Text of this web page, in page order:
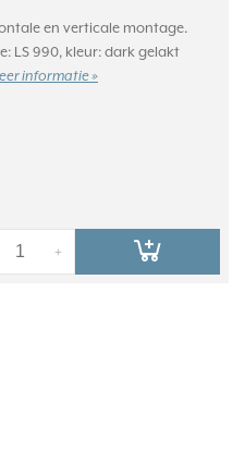
en verticale montage.
LS 990, kleur: dark gelakt
informatie »
+